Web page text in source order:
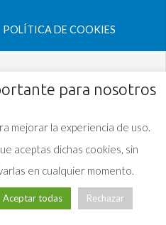
POLÍTICA DE COOKIES
para nosotros
mejorar la experiencia de uso.
aceptas dichas cookies, sin
en cualquier momento.
Aceptar todas Rechazar